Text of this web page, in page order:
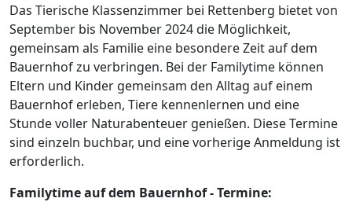
Das Tierische Klassenzimmer bei Rettenberg bietet von
September bis November 2024 die Möglichkeit,
gemeinsam als Familie eine besondere Zeit auf dem
Bauernhof zu verbringen. Bei der Familytime können
Eltern und Kinder gemeinsam den Alltag auf einem
Bauernhof erleben, Tiere kennenlernen und eine
Stunde voller Naturabenteuer genießen. Diese Termine
sind einzeln buchbar, und eine vorherige Anmeldung ist
erforderlich.
Familytime auf dem Bauernhof - Termine: